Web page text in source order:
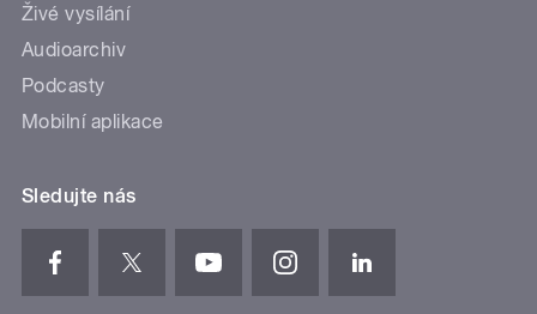
Živé vysílání
Audioarchiv
Podcasty
Mobilní aplikace
Sledujte nás